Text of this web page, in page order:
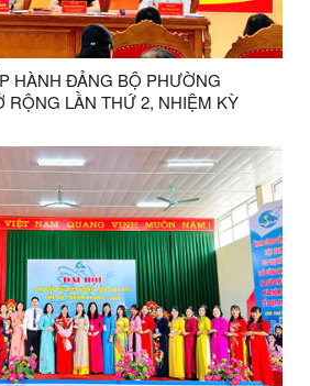
HÀNH ĐẢNG BỘ PHƯỜNG
RỘNG LẦN THỨ 2, NHIỆM KỲ